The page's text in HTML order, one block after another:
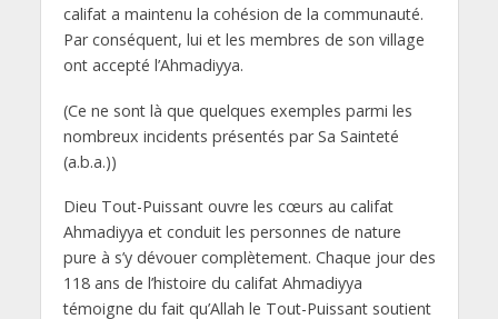
califat a maintenu la cohésion de la communauté.
Par conséquent, lui et les membres de son village
ont accepté l’Ahmadiyya.
(Ce ne sont là que quelques exemples parmi les
nombreux incidents présentés par Sa Sainteté
(a.b.a.))
Dieu Tout-Puissant ouvre les cœurs au califat
Ahmadiyya et conduit les personnes de nature
pure à s’y dévouer complètement. Chaque jour des
118 ans de l’histoire du califat Ahmadiyya
témoigne du fait qu’Allah le Tout-Puissant soutient